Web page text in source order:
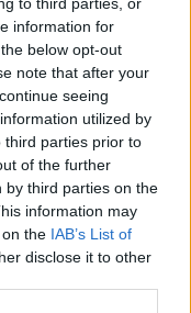
information for
below opt-out
note that after your
seeing
utilized by
third parties prior to
of the further
by third parties on the
information may
the IAB’s List of
disclose it to other